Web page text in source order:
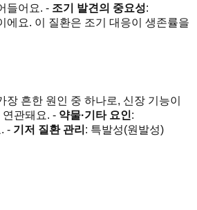
들어요. - 조기 발견의 중요성:
에요. 이 질환은 조기 대응이 생존률을
흔한 원인 중 하나로, 신장 기능이
관돼요. - 약물·기타 요인:
- 기저 질환 관리 : 특발성(원발성)